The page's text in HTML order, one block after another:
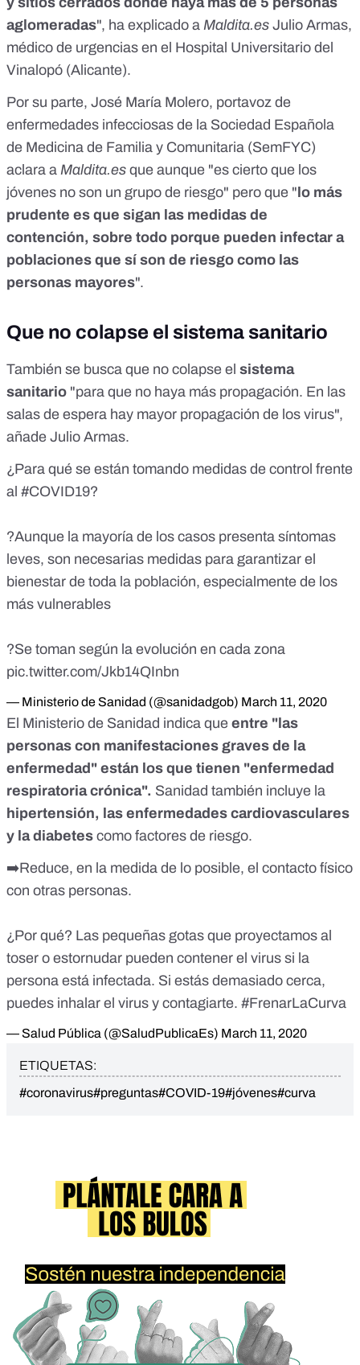
aglomeradas", ha explicado a Maldita.es Julio Armas,
médico de urgencias en el Hospital Universitario del
Vinalopó (Alicante).
Por su parte, José María Molero, portavoz de
enfermedades infecciosas de la Sociedad Española
de Medicina de Familia y Comunitaria (SemFYC)
aclara a Maldita.es que aunque "es cierto que los
jóvenes no son un grupo de riesgo" pero que " lo más
prudente es que sigan las medidas de
contención, sobre todo porque pueden infectar a
poblaciones que sí son de riesgo como las
personas mayores".
Que no colapse el sistema sanitario
También se busca que no colapse el sistema
sanitario "para que no haya más propagación. En las
salas de espera hay mayor propagación de los virus",
añade Julio Armas.
¿Para qué se están tomando medidas de control frente
al #COVID19?
?Aunque la mayoría de los casos presenta síntomas
leves, son necesarias medidas para garantizar el
bienestar de toda la población, especialmente de los
más vulnerables
?Se toman según la evolución en cada zona
pic.twitter.com/Jkb14QInbn
— Ministerio de Sanidad (@sanidadgob) March 11, 2020
El Ministerio de Sanidad indica que entre "las
personas con manifestaciones graves de la
enfermedad" están los que tienen "enfermedad
respiratoria crónica". Sanidad también incluye la
hipertensión, las enfermedades cardiovasculares
y la diabetes como factores de riesgo.
➡️Reduce, en la medida de lo posible, el contacto físico
con otras personas.
¿Por qué? Las pequeñas gotas que proyectamos al
toser o estornudar pueden contener el virus si la
persona está infectada. Si estás demasiado cerca,
puedes inhalar el virus y contagiarte. #FrenarLaCurva
— Salud Pública (@SaludPublicaEs) March 11, 2020
ETIQUETAS:
#coronavirus#preguntas#COVID-19#jóvenes#curva